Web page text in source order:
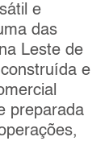
e
das
Leste de
e
preparada